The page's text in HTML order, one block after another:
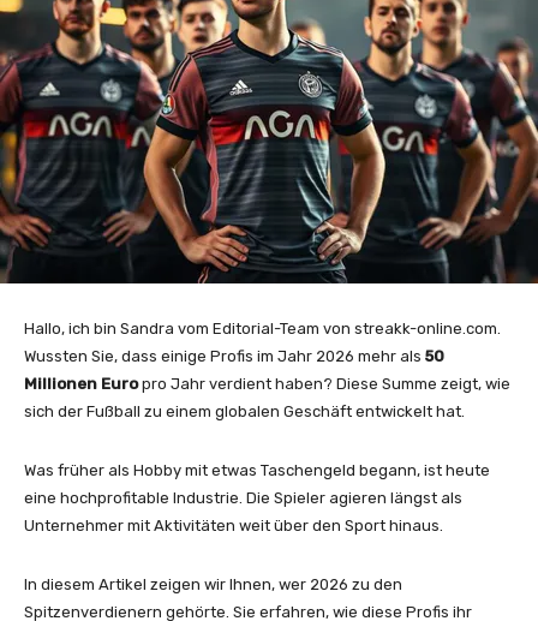
Hallo, ich bin Sandra vom Editorial-Team von streakk-online.com.
Wussten Sie, dass einige Profis im Jahr 2026 mehr als 50
Millionen Europro Jahr verdient haben? Diese Summe zeigt, wie
sich der Fußball zu einem globalen Geschäft entwickelt hat.
Was früher als Hobby mit etwas Taschengeld begann, ist heute
eine hochprofitable Industrie. Die Spieler agieren längst als
Unternehmer mit Aktivitäten weit über den Sport hinaus.
In diesem Artikel zeigen wir Ihnen, wer 2026 zu den
Spitzenverdienern gehörte. Sie erfahren, wie diese Profis ihr